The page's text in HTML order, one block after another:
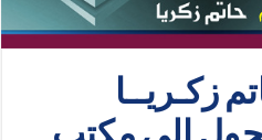
زكـريــا